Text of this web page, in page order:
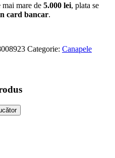
mare de 5.000 lei, plata se
card bancar.
Categorie: Canapele